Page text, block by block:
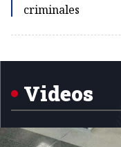
criminales
1
Videos